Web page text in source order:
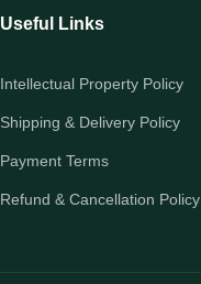
Useful Links
Intellectual Property Policy
Shipping & Delivery Policy
Payment Terms
Refund & Cancellation Policy